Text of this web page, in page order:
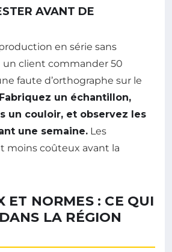
AVANT DE
en série sans
un client commander 50
faute d’orthographe sur le
Fabriquez un échantillon,
un couloir, et observez les
une semaine. Les
moins coûteux avant la
ET NORMES : CE QUI
LA RÉGION